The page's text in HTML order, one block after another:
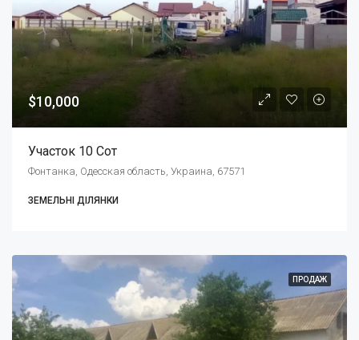
$10,000
Участок 10 Сот
Фонтанка, Одесская область, Украина, 67571
ЗЕМЕЛЬНІ ДІЛЯНКИ
ПРОДАЖ